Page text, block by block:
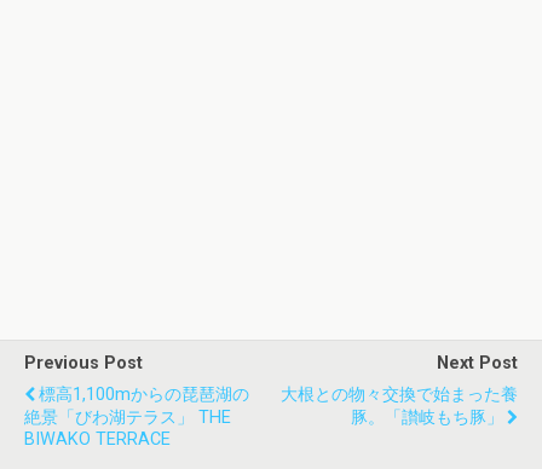
Previous Post
標高1,100mからの琵琶湖の
絶景「びわ湖テラス」 THE
BIWAKO TERRACE
Next Post
大根との物々交換で始まった養
豚。「讃岐もち豚」